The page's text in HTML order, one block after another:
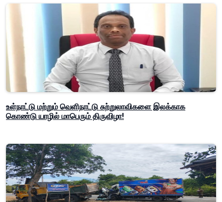
உள்நாட்டு மற்றும் வெளிநாட்டு சுற்றுலாவிகளை இலக்காக
கொண்டு யாழில் மாபெரும் திருவிழா!